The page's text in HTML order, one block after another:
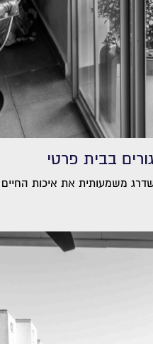
בבית פרטי
משמעותית את איכות